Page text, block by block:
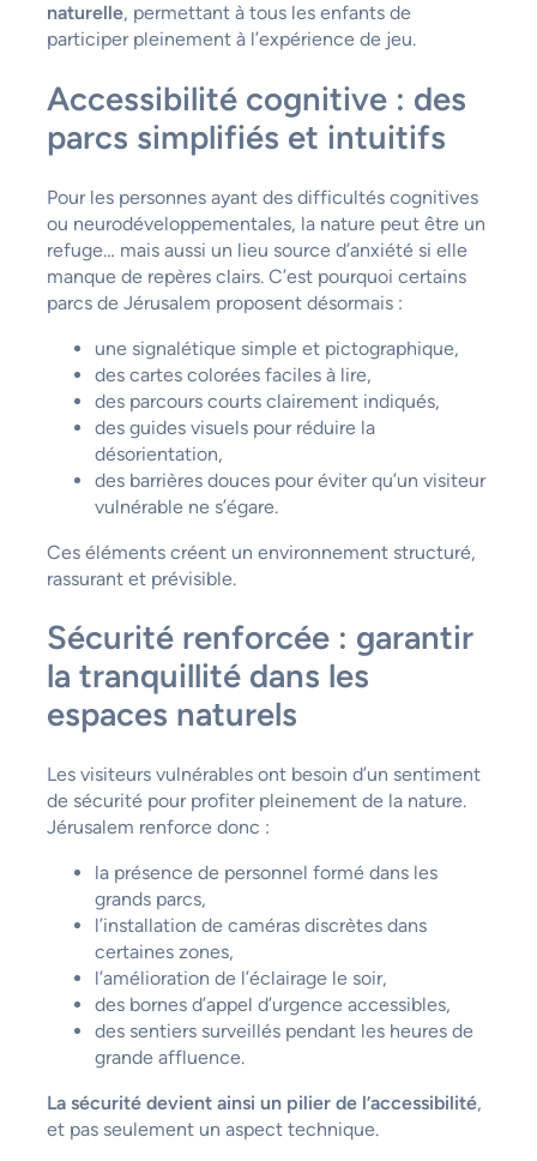
naturelle, permettant à tous les enfants de
participer pleinement à l’expérience de jeu.
Accessibilité cognitive : des
parcs simplifiés et intuitifs
Pour les personnes ayant des difficultés cognitives
ou neurodéveloppementales, la nature peut être un
refuge… mais aussi un lieu source d’anxiété si elle
manque de repères clairs. C’est pourquoi certains
parcs de Jérusalem proposent désormais :
une signalétique simple et pictographique,
des cartes colorées faciles à lire,
des parcours courts clairement indiqués,
des guides visuels pour réduire la
désorientation,
des barrières douces pour éviter qu’un visiteur
vulnérable ne s’égare.
Ces éléments créent un environnement structuré,
rassurant et prévisible.
Sécurité renforcée : garantir
la tranquillité dans les
espaces naturels
Les visiteurs vulnérables ont besoin d’un sentiment
de sécurité pour profiter pleinement de la nature.
Jérusalem renforce donc :
la présence de personnel formé dans les
grands parcs,
l’installation de caméras discrètes dans
certaines zones,
l’amélioration de l’éclairage le soir,
des bornes d’appel d’urgence accessibles,
des sentiers surveillés pendant les heures de
grande affluence.
La sécurité devient ainsi un pilier de l’accessibilité,
et pas seulement un aspect technique.